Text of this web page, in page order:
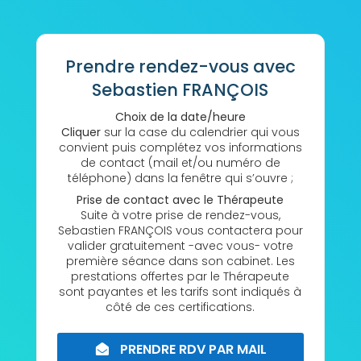
Prendre rendez-vous avec
Sebastien FRANÇOIS
Choix de la date/heure
Cliquersur la case du calendrier qui vous
convient puis complétez vos informations
de contact (mail et/ou numéro de
téléphone) dans la fenêtre qui s’ouvre ;
Prise de contact avec le Thérapeute
Suite à votre prise de rendez-vous,
Sebastien FRANÇOIS vous contactera pour
valider gratuitement -avec vous- votre
première séance dans son cabinet. Les
prestations offertes par le Thérapeute
sont payantes et les tarifs sont indiqués à
côté de ces certifications.
PRENDRE RDV PAR MAIL